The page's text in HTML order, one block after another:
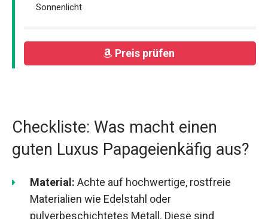
Sonnenlicht
Preis prüfen
Checkliste: Was macht einen
guten Luxus Papageienkäfig aus?
Material: Achte auf hochwertige, rostfreie
Materialien wie Edelstahl oder
pulverbeschichtetes Metall. Diese sind